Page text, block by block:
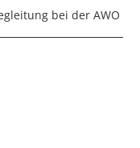
bei der AWO